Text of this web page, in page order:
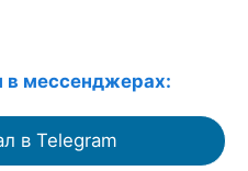
в мессенджерах:
в Telegram